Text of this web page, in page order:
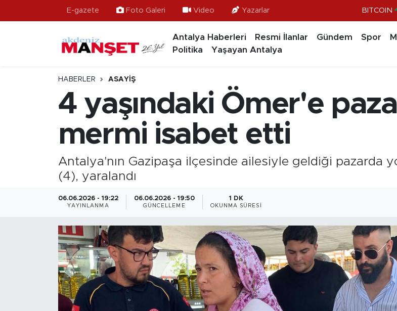
E-gazete Foto Galeri Video Yazarlar BITCOIN
Antalya Haberleri Resmi İlanlar Gündem Spor
Politika
Yaşayan Antalya
HABERLER ASAYIŞ
4 yaşındaki Ömer'e
mermi isabet etti
Antalya'nın Gazipaşa ilçesinde ailesiyle geldiği pazarda
(4), yaralandı
06.06.2026 - 19:22
YAYINLANMA
06.06.2026 - 19:50
GÜNCELLEME
1 DK
OKUNMA SÜRESI
Gündem
Magazin
Özel Haber
Politika
Hava Durumu
Tüm Manşetler
Son Dakika Haberleri
Haber Arşivi